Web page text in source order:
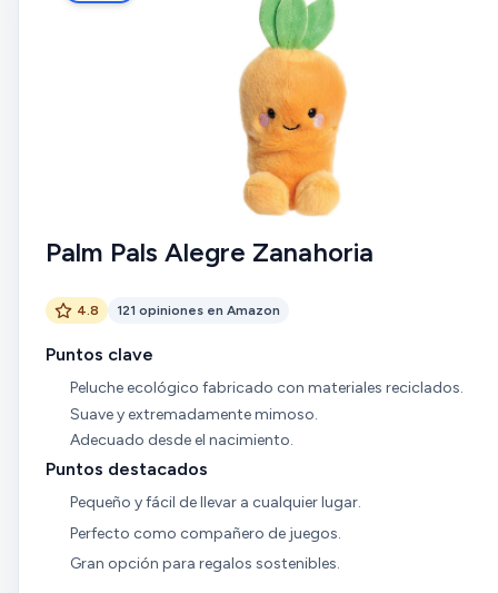
Palm Pals Alegre Zanahoria
4.8 121 opiniones en Amazon
Puntos clave
Peluche ecológico fabricado con materiales reciclados.
Suave y extremadamente mimoso.
Adecuado desde el nacimiento.
Puntos destacados
Pequeño y fácil de llevar a cualquier lugar.
Perfecto como compañero de juegos.
Gran opción para regalos sostenibles.